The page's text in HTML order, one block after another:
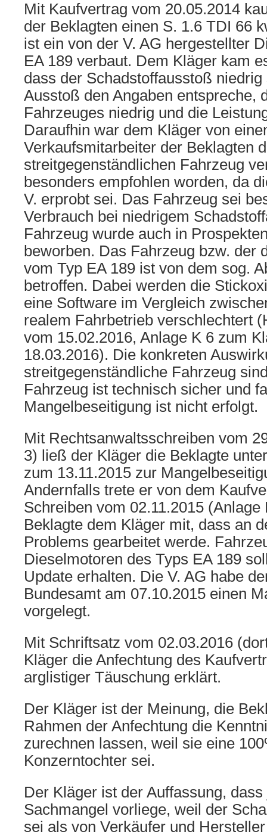
Mit Kaufvertrag vom 20.05.2014
der Beklagten einen S. 1.6 TDI 66
ist ein von der V. AG hergestellter
EA 189 verbaut. Dem Kläger kam
dass der Schadstoffausstoß
Ausstoß den Angaben entspreche,
Fahrzeuges niedrig und die
Daraufhin war dem Kläger von
Verkaufsmitarbeiter der Beklagten
streitgegenständlichen Fahrzeug
besonders empfohlen worden, da
V. erprobt sei. Das Fahrzeug sei
Verbrauch bei niedrigem
Fahrzeug wurde auch in
beworben. Das Fahrzeug bzw. der
vom Typ EA 189 ist von dem sog.
betroffen. Dabei werden die
eine Software im Vergleich
realem Fahrbetrieb verschlechtert
vom 15.02.2016, Anlage K 6 zum
18.03.2016). Die konkreten
streitgegenständliche Fahrzeug
Fahrzeug ist technisch sicher und
Mangelbeseitigung ist nicht erfolgt.
Mit Rechtsanwaltsschreiben vom
3) ließ der Kläger die Beklagte
zum 13.11.2015 zur
Andernfalls trete er von dem
Schreiben vom 02.11.2015 (Anlage
Beklagte dem Kläger mit, dass an
Problems gearbeitet werde.
Dieselmotoren des Typs EA 189
Update erhalten. Die V. AG habe
Bundesamt am 07.10.2015 einen
vorgelegt.
Mit Schriftsatz vom 02.03.2016
Kläger die Anfechtung des
arglistiger Täuschung erklärt.
Der Kläger ist der Meinung, die
Rahmen der Anfechtung die
zurechnen lassen, weil sie eine
Konzerntochter sei.
Der Kläger ist der Auffassung,
Sachmangel vorliege, weil der
sei als von Verkäufer und